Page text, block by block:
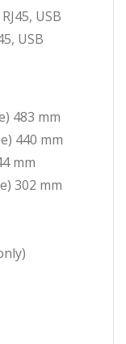
USB
USB
483 mm
440 mm
mm
302 mm